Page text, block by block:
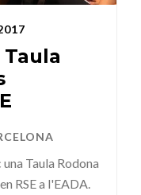
Taula
Taula Rodona
RSE a l'EADA.